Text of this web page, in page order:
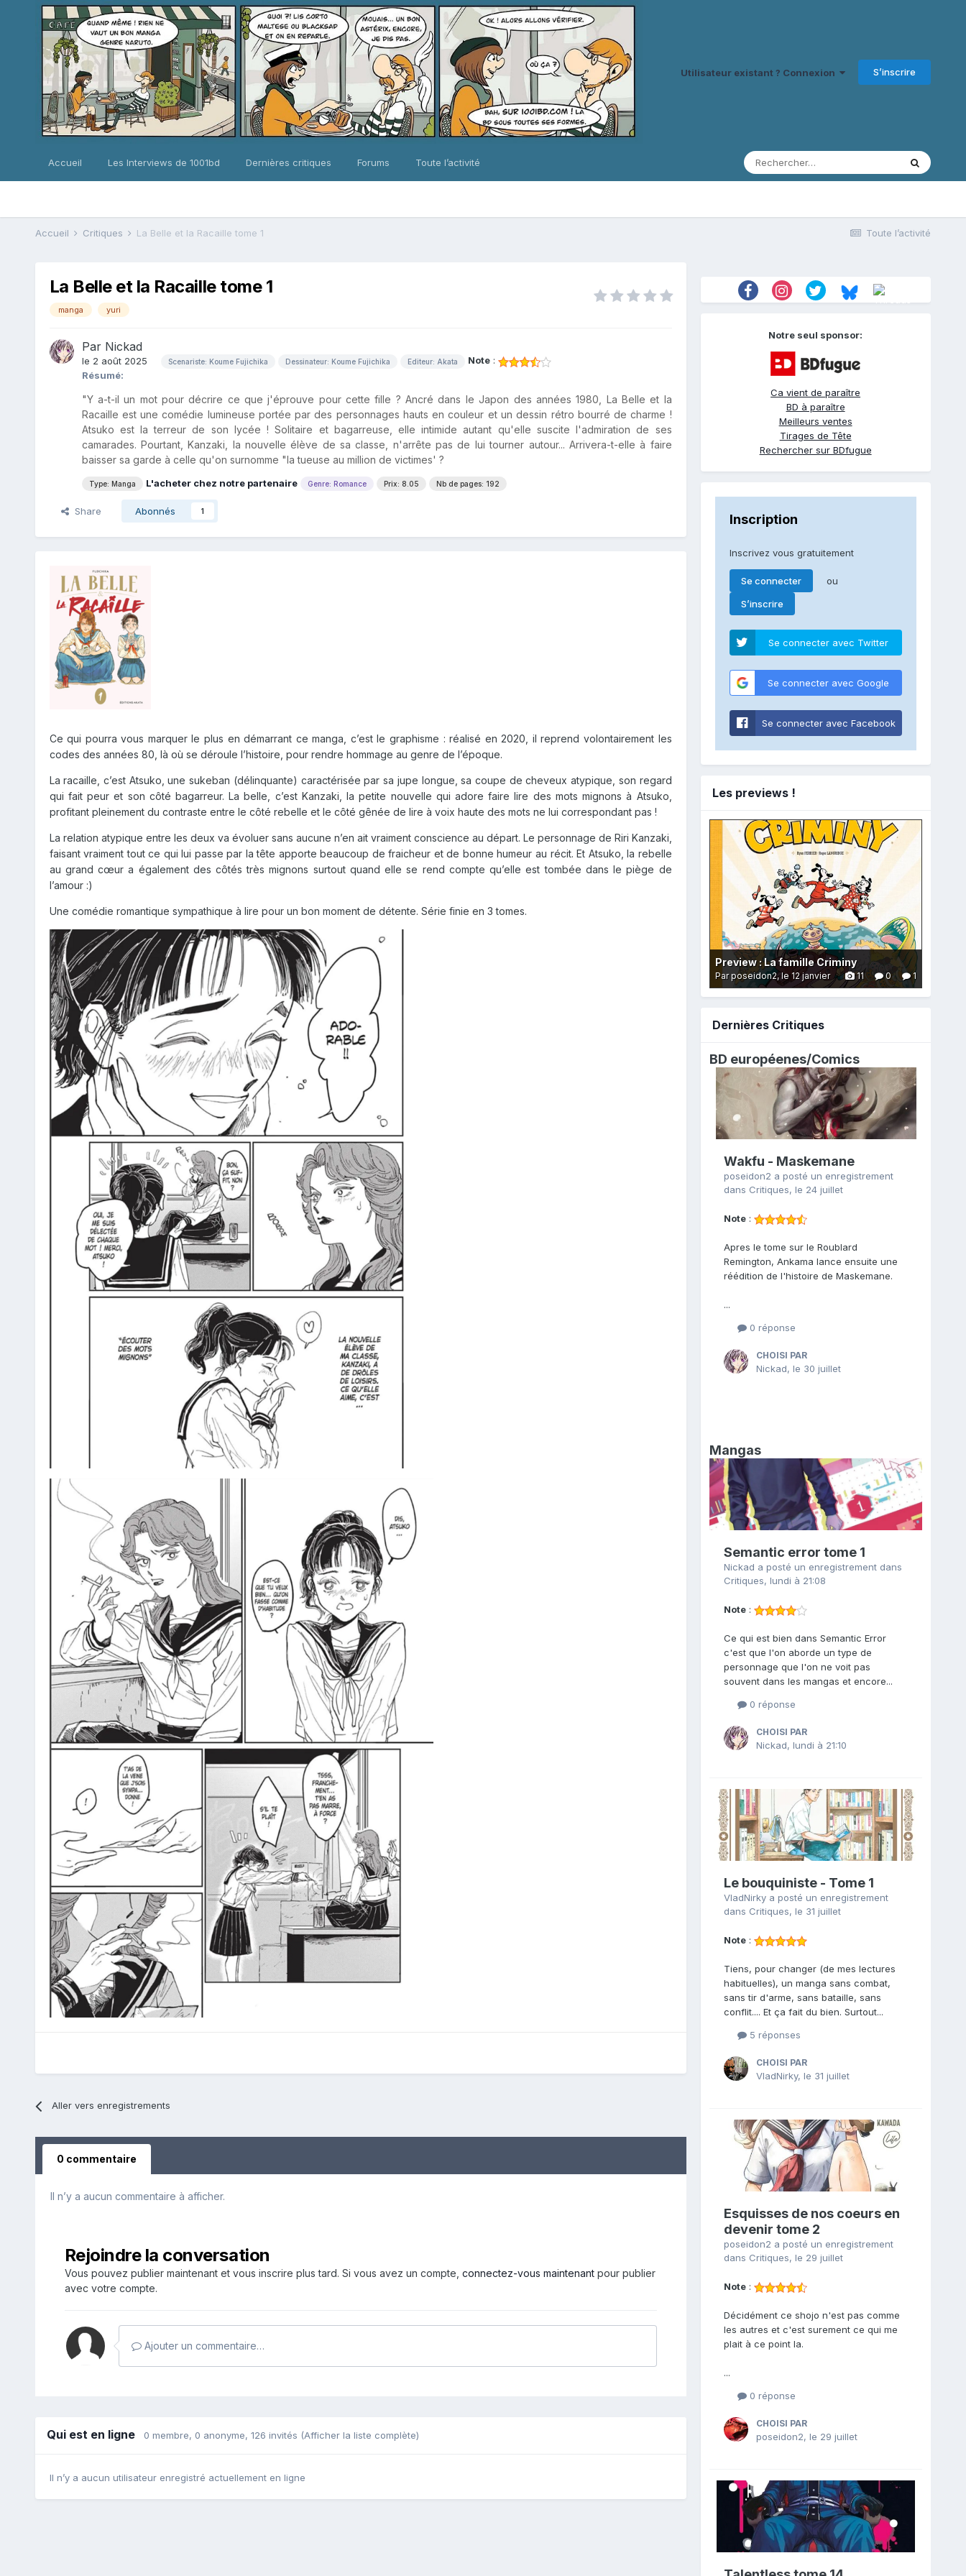
Utilisateur existant ? Connexion S’inscrire
Accueil Les Interviews de 1001bd Dernières critiques Forums Toute l’activité
Toute l’activité
Accueil Critiques La Belle et la Racaille tome 1
La Belle et la Racaille tome 1
manga yuri
Par Nickad
le 2 août 2025 Scenariste: Koume Fujichika Dessinateur: Koume Fujichika Editeur: Akata Note:
Résumé:
"Y a-t-il un mot pour décrire ce que j'éprouve pour cette fille ? Ancré dans le Japon des années 1980, La Belle et la
Racaille est une comédie lumineuse portée par des personnages hauts en couleur et un dessin rétro bourré de charme !
Atsuko est la terreur de son lycée ! Solitaire et bagarreuse, elle intimide autant qu'elle suscite l'admiration de ses
camarades. Pourtant, Kanzaki, la nouvelle élève de sa classe, n'arrête pas de lui tourner autour... Arrivera-t-elle à faire
baisser sa garde à celle qu'on surnomme "la tueuse au million de victimes' ?
Type: Manga L'acheter chez notre partenaire Genre: Romance Prix: 8.05 Nb de pages: 192
Share Abonnés 1
Ce qui pourra vous marquer le plus en démarrant ce manga, c’est le graphisme : réalisé en 2020, il reprend volontairement les
codes des années 80, là où se déroule l’histoire, pour rendre hommage au genre de l’époque.
La racaille, c’est Atsuko, une sukeban (délinquante) caractérisée par sa jupe longue, sa coupe de cheveux atypique, son regard
qui fait peur et son côté bagarreur. La belle, c’est Kanzaki, la petite nouvelle qui adore faire lire des mots mignons à Atsuko,
profitant pleinement du contraste entre le côté rebelle et le côté gênée de lire à voix haute des mots ne lui correspondant pas !
La relation atypique entre les deux va évoluer sans aucune n’en ait vraiment conscience au départ. Le personnage de Riri Kanzaki,
faisant vraiment tout ce qui lui passe par la tête apporte beaucoup de fraicheur et de bonne humeur au récit. Et Atsuko, la rebelle
au grand cœur a également des côtés très mignons surtout quand elle se rend compte qu’elle est tombée dans le piège de
l’amour :)
Une comédie romantique sympathique à lire pour un bon moment de détente. Série finie en 3 tomes.
Aller vers enregistrements
0 commentaire
Il n’y a aucun commentaire à afficher.
Rejoindre la conversation
Vous pouvez publier maintenant et vous inscrire plus tard. Si vous avez un compte, connectez-vous maintenantpour publier
avec votre compte.
Ajouter un commentaire…
Qui est en ligne 0 membre, 0 anonyme, 126 invités (Afficher la liste complète)
Il n’y a aucun utilisateur enregistré actuellement en ligne
Notre seul sponsor:
Ca vient de paraître
BD à paraître
Meilleurs ventes
Tirages de Tête
Rechercher sur BDfugue
Inscription
Inscrivez vous gratuitement
Se connecter ou
S’inscrire
Se connecter avec Twitter
Se connecter avec Google
Se connecter avec Facebook
Les previews !
Preview : La famille Criminy
Par poseidon2,le 12 janvier 1
0
11
Dernières Critiques
BD européenes/Comics
Wakfu - Maskemane
poseidon2 a posté un enregistrement
dans Critiques, le 24 juillet
Note:
Apres le tome sur le Roublard
Remington, Ankama lance ensuite une
réédition de l'histoire de Maskemane.
...
0 réponse
CHOISI PAR
Nickad, le 30 juillet
Mangas
Semantic error tome 1
Nickad a posté un enregistrement dans
Critiques, lundi à 21:08
Note:
Ce qui est bien dans Semantic Error
c'est que l'on aborde un type de
personnage que l'on ne voit pas
souvent dans les mangas et encore...
0 réponse
CHOISI PAR
Nickad, lundi à 21:10
Le bouquiniste - Tome 1
VladNirkya posté un enregistrement
dans Critiques, le 31 juillet
Note:
Tiens, pour changer (de mes lectures
habituelles), un manga sans combat,
sans tir d'arme, sans bataille, sans
conflit.... Et ça fait du bien. Surtout...
5 réponses
CHOISI PAR
VladNirky, le 31 juillet
Esquisses de nos coeurs en
devenir tome 2
poseidon2 a posté un enregistrement
dans Critiques, le 29 juillet
Note:
Décidément ce shojo n'est pas comme
les autres et c'est surement ce qui me
plait à ce point la.
...
0 réponse
CHOISI PAR
poseidon2, le 29 juillet